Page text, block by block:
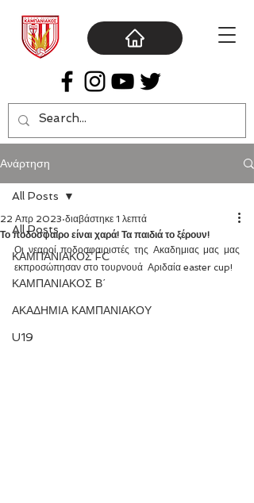
Ανάρτηση
All Posts
ΚΑΜΠΑΝΙΑΚΟΣ FC
ΚΑΜΠΑΝΙΑΚΟΣ Β΄
ΑΚΑΔΗΜΙΑ ΚΑΜΠΑΝΙΑΚΟΥ
U19
All Posts
Το ποδόσφαιρο είναι χαρά! Τα παιδιά το ξέρουν!
22 Απρ 2023 διαβάστηκε 1 λεπτά
Οι νεαροί ποδοσφαιριστές της Ακαδημιας μας μας
εκπροσώπησαν στο τουρνουά  Αριδαία easter cup!